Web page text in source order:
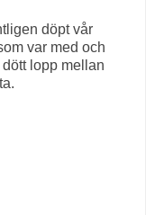
döpt vår
var med och
lopp mellan